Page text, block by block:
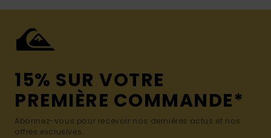
15% SUR VOTRE
PREMIÈRE COMMANDE*
Abonnez-vous pour recevoir nos dernières actus et nos
offres exclusives.